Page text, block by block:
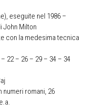
eseguite nel 1986 –
John Milton
con la medesima tecnica
22 – 26 – 29 – 34 – 34
numeri romani, 26